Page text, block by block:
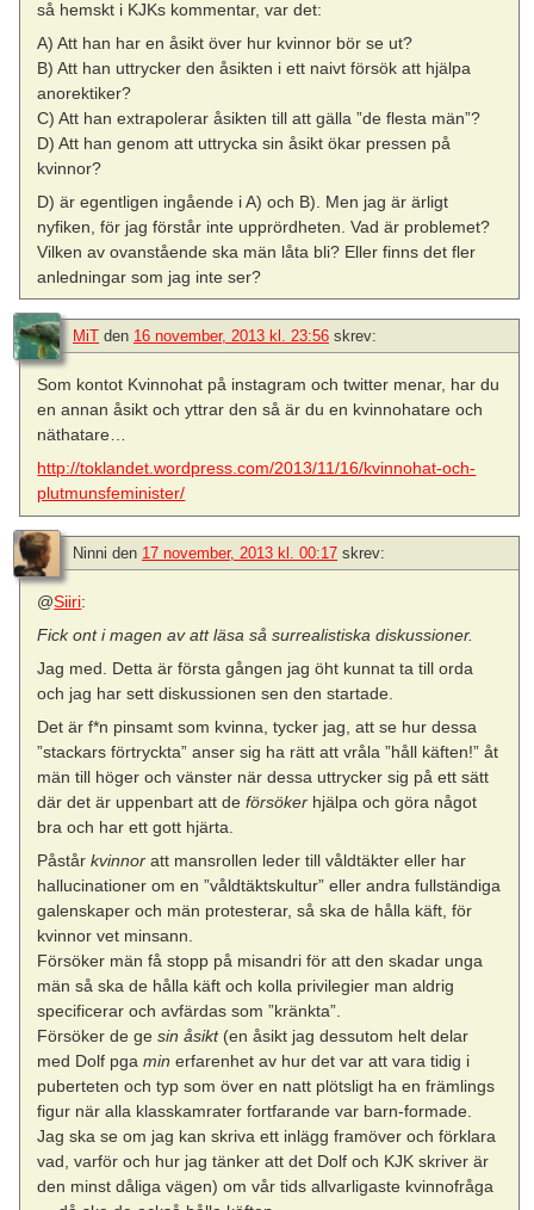
så hemskt i KJKs kommentar, var det:
A) Att han har en åsikt över hur kvinnor bör se ut?
B) Att han uttrycker den åsikten i ett naivt försök att hjälpa
anorektiker?
C) Att han extrapolerar åsikten till att gälla ”de flesta män”?
D) Att han genom att uttrycka sin åsikt ökar pressen på
kvinnor?
D) är egentligen ingående i A) och B). Men jag är ärligt
nyfiken, för jag förstår inte upprördheten. Vad är problemet?
Vilken av ovanstående ska män låta bli? Eller finns det fler
anledningar som jag inte ser?
MiT den 16 november, 2013 kl. 23:56 skrev:
Som kontot Kvinnohat på instagram och twitter menar, har du
en annan åsikt och yttrar den så är du en kvinnohatare och
näthatare…
http://toklandet.wordpress.com/2013/11/16/kvinnohat-och-
plutmunsfeminister/
Ninni den 17 november, 2013 kl. 00:17 skrev:
@Siiri:
Fick ont i magen av att läsa så surrealistiska diskussioner.
Jag med. Detta är första gången jag öht kunnat ta till orda
och jag har sett diskussionen sen den startade.
Det är f*n pinsamt som kvinna, tycker jag, att se hur dessa
”stackars förtryckta” anser sig ha rätt att vråla ”håll käften!” åt
män till höger och vänster när dessa uttrycker sig på ett sätt
där det är uppenbart att deförsöker hjälpa och göra något
bra och har ett gott hjärta.
Påstårkvinnor att mansrollen leder till våldtäkter eller har
hallucinationer om en ”våldtäktskultur” eller andra fullständiga
galenskaper och män protesterar, så ska de hålla käft, för
kvinnor vet minsann.
Försöker män få stopp på misandri för att den skadar unga
män så ska de hålla käft och kolla privilegier man aldrig
specificerar och avfärdas som ”kränkta”.
Försöker de gesin åsikt(en åsikt jag dessutom helt delar
med Dolf pgamin erfarenhet av hur det var att vara tidig i
puberteten och typ som över en natt plötsligt ha en främlings
figur när alla klasskamrater fortfarande var barn-formade.
Jag ska se om jag kan skriva ett inlägg framöver och förklara
vad, varför och hur jag tänker att det Dolf och KJK skriver är
den minst dåliga vägen) om vår tids allvarligaste kvinnofråga